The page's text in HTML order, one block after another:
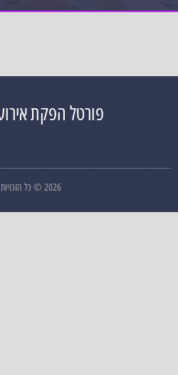
פורטל הפקת
2026 © כל הזכויות שמורות